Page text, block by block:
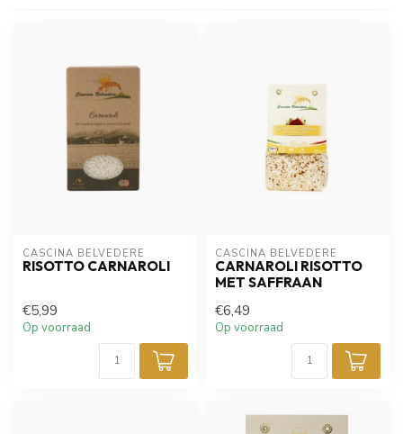
CASCINA BELVEDERE
RISOTTO CARNAROLI
€5,99
Op voorraad
CASCINA BELVEDERE
CARNAROLI RISOTTO
MET SAFFRAAN
€6,49
Op voorraad